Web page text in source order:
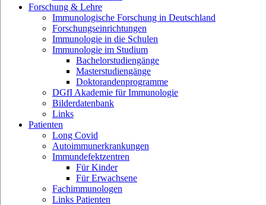
Forschung & Lehre
Immunologische Forschung in Deutschland
Forschungseinrichtungen
Immunologie in die Schulen
Immunologie im Studium
Bachelorstudiengänge
Masterstudiengänge
Doktorandenprogramme
DGfI Akademie für Immunologie
Bilderdatenbank
Links
Patienten
Long Covid
Autoimmunerkrankungen
Immundefektzentren
Für Kinder
Für Erwachsene
Fachimmunologen
Links Patienten